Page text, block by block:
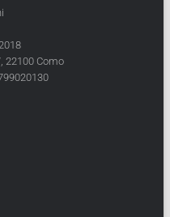
22100 Como